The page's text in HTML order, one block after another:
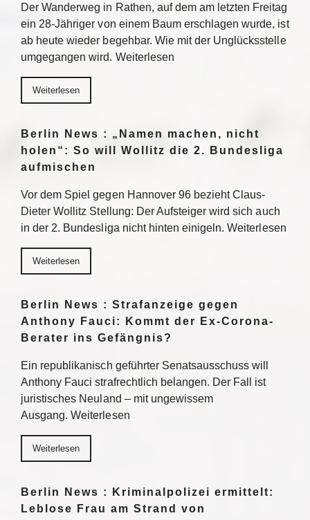
Der Wanderweg in Rathen, auf dem am letzten Freitag
ein 28-Jähriger von einem Baum erschlagen wurde, ist
ab heute wieder begehbar. Wie mit der Unglücksstelle
umgegangen wird. Weiterlesen
Weiterlesen
Berlin News : „Namen machen, nicht
holen“: So will Wollitz die 2. Bundesliga
aufmischen
Vor dem Spiel gegen Hannover 96 bezieht Claus-
Dieter Wollitz Stellung: Der Aufsteiger wird sich auch
in der 2. Bundesliga nicht hinten einigeln. Weiterlesen
Weiterlesen
Berlin News : Strafanzeige gegen
Anthony Fauci: Kommt der Ex-Corona-
Berater ins Gefängnis?
Ein republikanisch geführter Senatsausschuss will
Anthony Fauci strafrechtlich belangen. Der Fall ist
juristisches Neuland – mit ungewissem
Ausgang. Weiterlesen
Weiterlesen
Berlin News : Kriminalpolizei ermittelt:
Leblose Frau am Strand von